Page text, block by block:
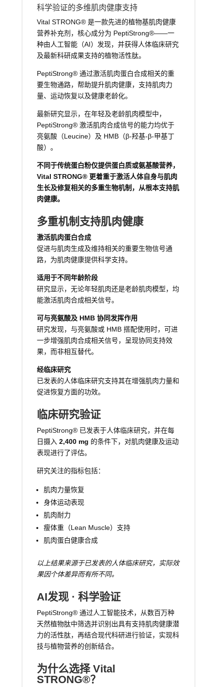
科学验证的多维肌肉健康支持
Vital STRONG® 是一款先进的植物基肌肉健康
营养补充剂，核心成分为 PeptiStrong®——一
种由人工智能（AI）发现，并获得人体临床研究
及最新科研成果支持的植物活性肽。
PeptiStrong® 通过激活肌肉蛋白合成相关的重
要生物通路，帮助提升肌肉健康，支持肌肉力
量、运动恢复以及健康老龄化。
最新研究显示，在年轻及老龄肌肉模型中，
PeptiStrong® 激活肌肉合成信号的能力均优于
亮氨酸（Leucine）及 HMB（β-羟基-β-甲基丁
酸）。
不同于传统蛋白粉仅提供蛋白质或氨基酸营养，
Vital STRONG® 更着重于激活人体自身与肌肉
生长及修复相关的多重生物机制，从根本支持肌
肉健康。
多重机制支持肌肉健康
激活肌肉蛋白合成
促进与肌肉生成及维持相关的重要生物信号通
路，为肌肉健康提供科学支持。
适用于不同年龄阶段
研究显示，无论年轻肌肉还是老龄肌肉模型，均
能激活肌肉合成相关信号。
可与亮氨酸及 HMB 协同发挥作用
研究发现，与亮氨酸或 HMB 搭配使用时，可进
一步增强肌肉合成相关信号，呈现协同支持效
果，而非相互替代。
经临床研究
已发表的人体临床研究支持其在增强肌肉力量和
促进恢复方面的功效。
临床研究验证
PeptiStrong® 已发表于人体临床研究，并在每
日摄入 2,400 mg 的条件下，对肌肉健康及运动
表现进行了评估。
研究关注的指标包括：
肌肉力量恢复
身体运动表现
肌肉耐力
瘦体重（Lean Muscle）支持
肌肉蛋白健康合成
以上结果来源于已发表的人体临床研究，实际效
果因个体差异而有所不同。
AI发现 · 科学验证
PeptiStrong® 通过人工智能技术，从数百万种
天然植物肽中筛选并识别出具有支持肌肉健康潜
力的活性肽，再结合现代科研进行验证，实现科
技与植物营养的创新结合。
为什么选择 Vital
STRONG®？